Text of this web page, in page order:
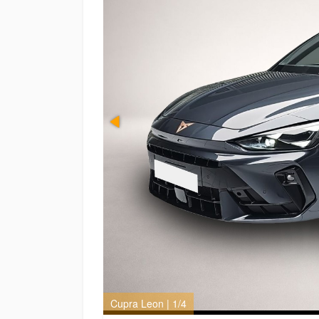
Cupra Leon | 1/4